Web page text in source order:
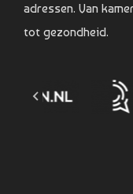
adressen. Van
tot gezondheid.